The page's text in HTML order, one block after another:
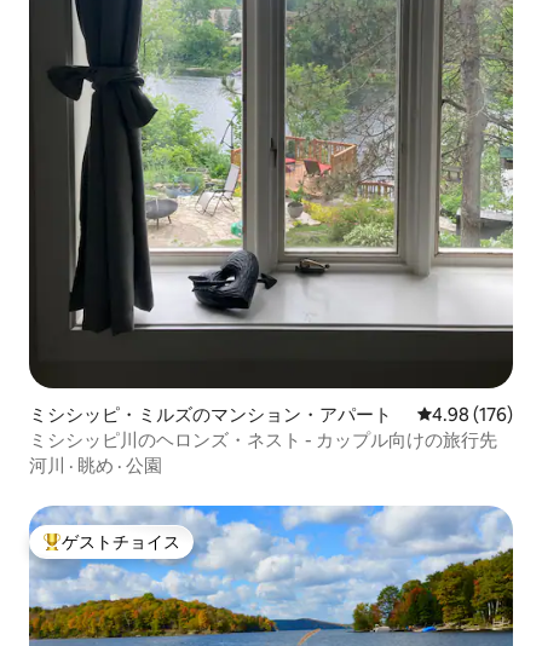
ミシシッピ・ミルズのマンション・アパート レビュー176
4.98 (176)
ミシシッピ川のヘロンズ・ネスト - カップル向けの旅行先
河川 · 眺め · 公園
大好評のゲストチョイスです。
ゲストチョイス